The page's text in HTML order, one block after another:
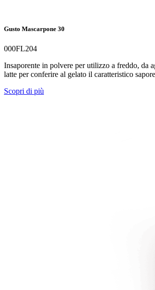
Gusto Mascarpone 30
000FL204
Insaporente in polvere per utilizzo a freddo, da
latte per conferire al gelato il caratteristico
Scopri di più